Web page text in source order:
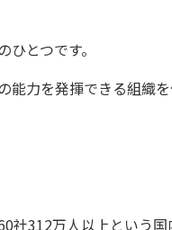
とつです。
力を発揮できる組織
社312万人以上という